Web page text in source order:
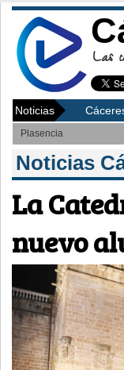
Las
Noticias
Plasencia
Noticias
La
nuevo